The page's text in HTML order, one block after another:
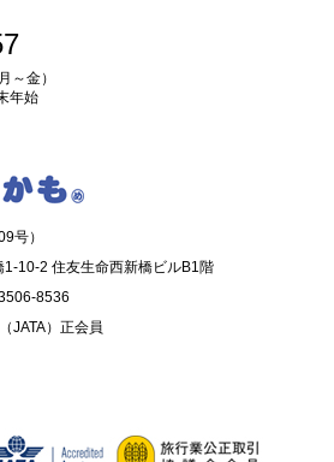
金）
年始
号）
10-2 住友生命西新橋ビルB1階
8536
JATA）正会員